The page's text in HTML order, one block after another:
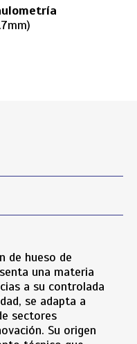
de hueso de
una materia
a su controlada
se adapta a
sectores
Su origen